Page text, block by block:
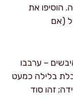
הוסיפו את
(אם
– ערבבו
בלילה כמעט
זהו סוד